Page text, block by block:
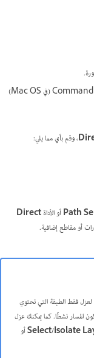
انقر مع ضغط مفتاح Ctrl (في Windows) أو مفتاح Command (في Mac OS)
، وقم بأي مما يلي:
Pathأو الأداةDirect
فقط الطبقة التي تحتوي
المسار نشطًا. كما يمكنك عزل
Select/Isolateأو